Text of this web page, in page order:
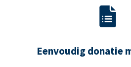
Eenvoudig donatie